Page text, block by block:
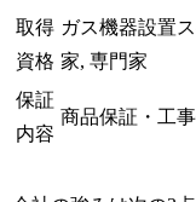
取得
資格
ガス機器設置
家, 専門家
保証
内容
商品保証・工